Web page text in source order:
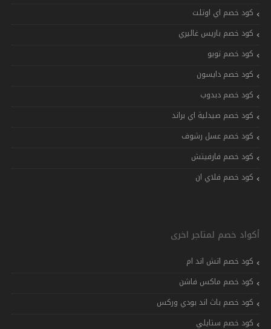
كود خصم اي اوتلت
كود خصم باريس غاليري
كود خصم تويو
كود خصم دايسون
كود خصم دبدوب
كود خصم صيدلية اي براند
كود خصم عسل رشوف
كود خصم فارفيتش
كود خصم فلاي ان
أكواد خصم لمتاجر اخرى
كود خصم اتش اند ام
كود خصم ماكس فاشن
كود خصم باث اند بودي وركس
كود خصم ستايلي